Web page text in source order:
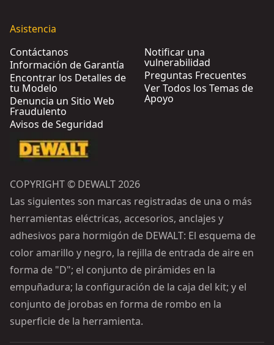
Asistencia
Contáctanos
Información de Garantía
Encontrar los Detalles de
tu Modelo
Denuncia un Sitio Web
Fraudulento
Avisos de Seguridad
Notificar una
vulnerabilidad
Preguntas Frecuentes
Ver Todos los Temas de
Apoyo
COPYRIGHT © DEWALT 2026
Las siguientes son marcas registradas de una o más
herramientas eléctricas, accesorios, anclajes y
adhesivos para hormigón de DEWALT: El esquema de
color amarillo y negro, la rejilla de entrada de aire en
forma de "D"; el conjunto de pirámides en la
empuñadura; la configuración de la caja del kit; y el
conjunto de jorobas en forma de rombo en la
superficie de la herramienta.